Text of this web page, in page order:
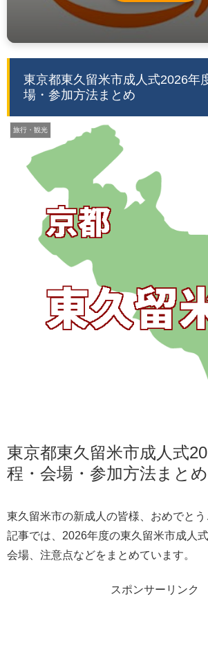
東京都東久留米市成人式2026年
場・参加方法まとめ
旅行・観光
東京都東久留米市成人式
程・会場・参加方法まとめ
東久留米市の新成人の皆様、おめでと
記事では、2026年度の東久留米市成人
会場、注意点などをまとめています。
スポンサーリンク